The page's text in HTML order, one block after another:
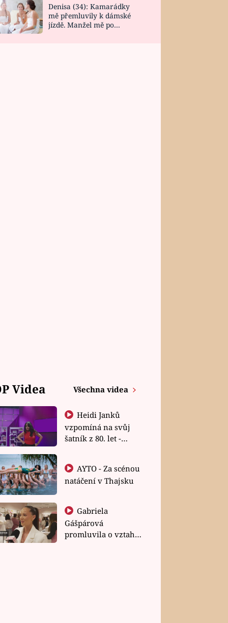
Denisa (34): Kamarádky
mě přemluvily k dámské
jízdě. Manžel mě po
Videa Všechna videa
Heidi Janků
vzpomíná na svůj
šatník z 80. let -
natáčení v Thajsku
Gabriela
Gášpárová
promluvila o vztahu